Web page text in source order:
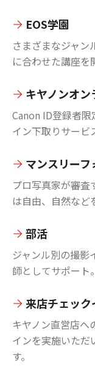
EOS学園
さまざまなジャン
に合わせた講座を
キヤノンオ
Canon ID登録者
イン下取りサービ
マンスリー
プロ写真家が審
は自由、自然など
部活
ジャンル別の撮影
師としてサポート。
来店チェック
キヤノン直営店へ
インを実施いただ
す。